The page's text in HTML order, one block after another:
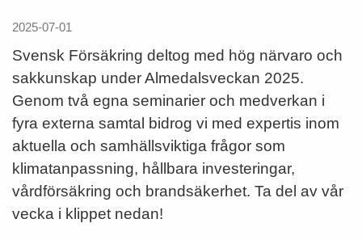
2025-07-01
Svensk Försäkring deltog med hög närvaro och
sakkunskap under Almedalsveckan 2025.
Genom två egna seminarier och medverkan i
fyra externa samtal bidrog vi med expertis inom
aktuella och samhällsviktiga frågor som
klimatanpassning, hållbara investeringar,
vårdförsäkring och brandsäkerhet. Ta del av vår
vecka i klippet nedan!